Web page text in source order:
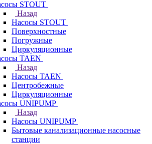
STOUT
Назад
Насосы STOUT
Поверхностные
Погружные
Циркуляционные
TAEN
Назад
Насосы TAEN
Центробежные
Циркуляционные
UNIPUMP
Назад
Насосы UNIPUMP
Бытовые канализационные насосные
станции